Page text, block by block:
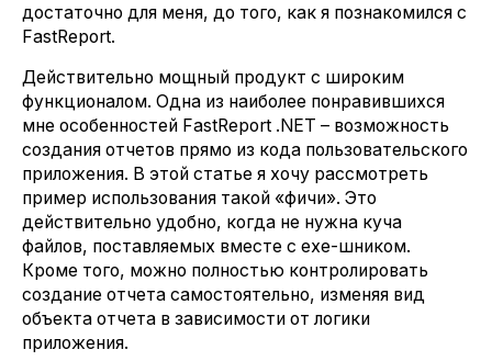
достаточно для меня, до того, как я познакомился с
FastReport.
Действительно мощный продукт с широким
функционалом. Одна из наиболее понравившихся
мне особенностей FastReport .NET – возможность
создания отчетов прямо из кода пользовательского
приложения. В этой статье я хочу рассмотреть
пример использования такой «фичи». Это
действительно удобно, когда не нужна куча
файлов, поставляемых вместе с exe-шником.
Кроме того, можно полностью контролировать
создание отчета самостоятельно, изменяя вид
объекта отчета в зависимости от логики
приложения.